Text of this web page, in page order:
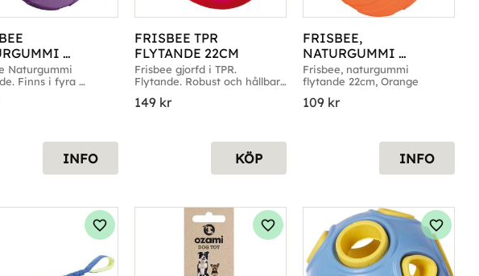
15CM
Naturgummi
Finns i fyra
INFO
FRISBEE TPR
FLYTANDE 22CM
Frisbee gjorfd i TPR.
Flytande. Robust och hållbar.
149 kr
KÖP
FRISBEE,
NATURGUMMI
FLYTANDE 22CM
Frisbee, naturgummi
flytande 22cm, Orange
109 kr
INFO
Lägg till i favoriter Lägg till i favoriter Lägg